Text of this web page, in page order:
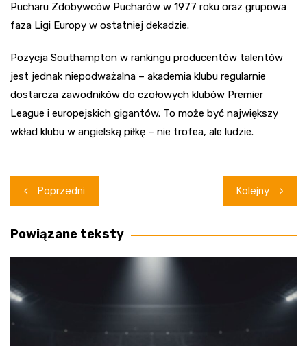
Pucharu Zdobywców Pucharów w 1977 roku oraz grupowa
faza Ligi Europy w ostatniej dekadzie.
Pozycja Southampton w rankingu producentów talentów
jest jednak niepodważalna – akademia klubu regularnie
dostarcza zawodników do czołowych klubów Premier
League i europejskich gigantów. To może być największy
wkład klubu w angielską piłkę – nie trofea, ale ludzie.
Nawigacja
wpisu
Poprzedni Kolejny
Powiązane teksty